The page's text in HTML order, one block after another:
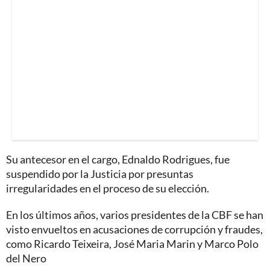
Su antecesor en el cargo, Ednaldo Rodrigues, fue
suspendido por la Justicia por presuntas
irregularidades en el proceso de su elección.
En los últimos años, varios presidentes de la CBF se han
visto envueltos en acusaciones de corrupción y fraudes,
como Ricardo Teixeira, José Maria Marin y Marco Polo
del Nero